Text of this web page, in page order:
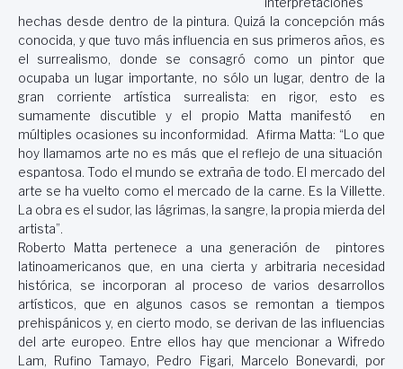
hechas desde dentro de la pintura. Quizá la concepción más
conocida, y que tuvo más influencia en sus primeros años, es
el surrealismo, donde se consagró como un pintor que
ocupaba un lugar importante, no sólo un lugar, dentro de la
gran corriente artística surrealista: en rigor, esto es
sumamente discutible y el propio Matta manifestó en
múltiples ocasiones su inconformidad. Afirma Matta: “Lo que
hoy llamamos arte no es más que el reflejo de una situación
espantosa. Todo el mundo se extraña de todo. El mercado del
arte se ha vuelto como el mercado de la carne. Es la Villette.
La obra es el sudor, las lágrimas, la sangre, la propia mierda del
artista”.
Roberto Matta pertenece a una generación de pintores
latinoamericanos que, en una cierta y arbitraria necesidad
histórica, se incorporan al proceso de varios desarrollos
artísticos, que en algunos casos se remontan a tiempos
prehispánicos y, en cierto modo, se derivan de las influencias
del arte europeo. Entre ellos hay que mencionar a Wifredo
Lam, Rufino Tamayo, Pedro Figari, Marcelo Bonevardi, por